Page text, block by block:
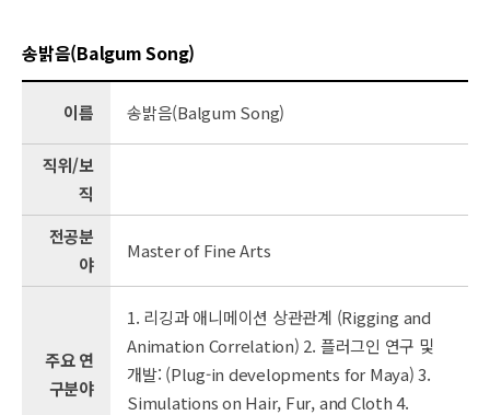
송밝음(Balgum Song)
이름 송밝음(Balgum Song)
직위/보
직
전공분
야
Master of Fine Arts
주요 연
구분야
1. 리깅과 애니메이션 상관관계 (Rigging and
Animation Correlation) 2. 플러그인 연구 및
개발: (Plug-in developments for Maya) 3.
Simulations on Hair, Fur, and Cloth 4.